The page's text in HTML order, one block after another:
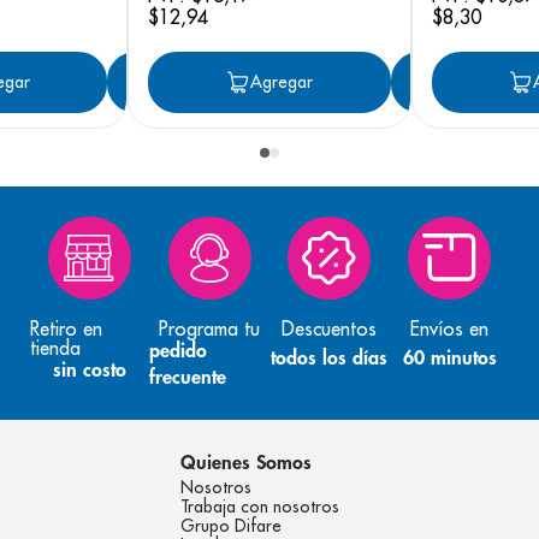
Agregar
$12,94
Agregar
$8,30
Retiro en
tienda
sin costo
Programa tu
pedido
frecuente
Descuentos
todos los días
Envíos en
60 minutos
Quienes Somos
Nosotros
Trabaja con nosotros
Grupo Difare